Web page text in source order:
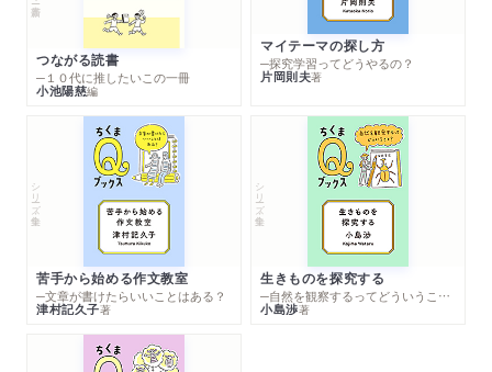
つながる読書
─１０代に推したいこの一冊
小池陽慈編
マイテーマの探し方
─探究学習ってどうやるの？
片岡則夫著
シリーズ・全集
苦手から始める作文教室
─文章が書けたらいいことはある？
津村記久子著
シリーズ・全集
生きものを探究する
─自然を観察するってどういうこと？
小島渉著